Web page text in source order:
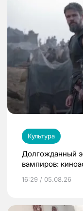
Культура
Долгожданный
вампиров:
16:29 / 05.08.26